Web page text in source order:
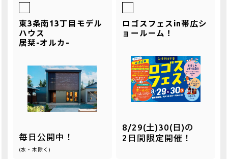
東3条南13丁目モデル
ハウス
居栞-オルカ-
毎日公開中！
(水・木除く)
ロゴスフェスin帯広シ
ョールーム！
8/29(土)30(日)の
2日間限定開催！